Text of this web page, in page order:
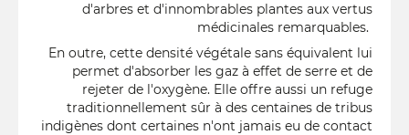
d'arbres et d'innombrables plantes aux vertus
médicinales remarquables.
En outre, cette densité végétale sans équivalent lui
permet d'absorber les gaz à effet de serre et de
rejeter de l'oxygène. Elle offre aussi un refuge
traditionnellement sûr à des centaines de tribus
indigènes dont certaines n'ont jamais eu de contact